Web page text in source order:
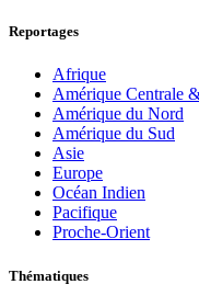
Reportages
Afrique
Amérique Centrale
Amérique du Nord
Amérique du Sud
Asie
Europe
Océan Indien
Pacifique
Proche-Orient
Thématiques